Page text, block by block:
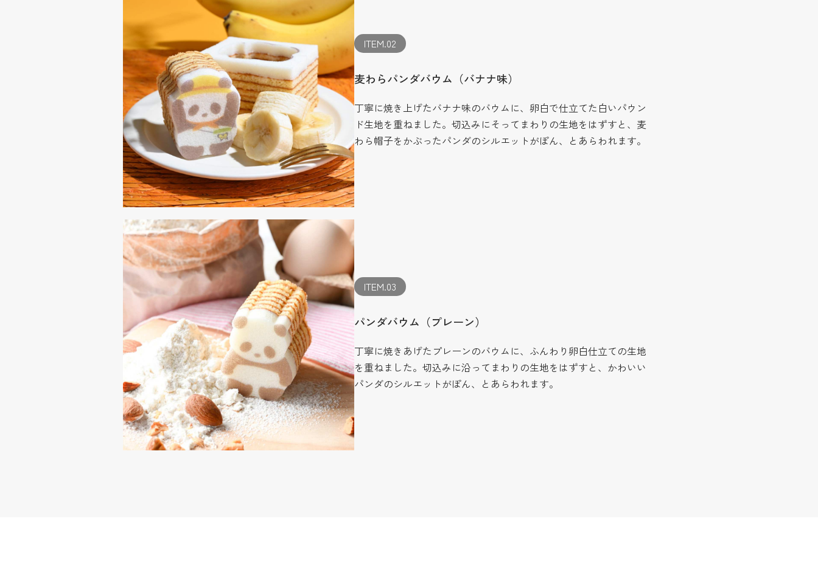
ITEM.02
麦わらパンダバウム（バナナ味）
丁寧に焼き上げたバナナ味のバウムに、卵白で仕立てた白いパウン
ド生地を重ねました。切込みにそってまわりの生地をはずすと、麦
わら帽子をかぶったパンダのシルエットがぽん、とあらわれます。
ITEM.03
パンダバウム（プレーン）
丁寧に焼きあげたプレーンのバウムに、ふんわり卵白仕立ての生地
を重ねました。切込みに沿ってまわりの生地をはずすと、かわいい
パンダのシルエットがぽん、とあらわれます。